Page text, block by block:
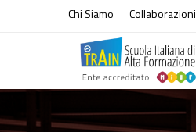
Vai al contenuto
Chi Siamo Collaborazioni